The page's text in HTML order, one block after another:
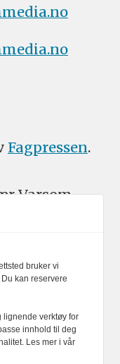
Fagpressen.
Varsom-
vår.
det fulle
med eller
bruker vi
kan reservere
lignende verktøy for
innhold til deg
Les mer i vår